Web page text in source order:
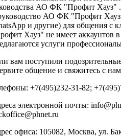
АО ФК "Профит Хауз"
АО ФК "Профит
и другие) для общения
Хауз" не имеет аккаунтов
услуги
вам поступили
общение и свяжитесь с
+7(495)232-31-82;
электронной почты:
офиса: 105082, Москва, ул.